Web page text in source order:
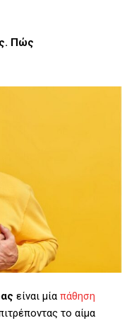
Πώς
είναι μία πάθηση
το αίμα